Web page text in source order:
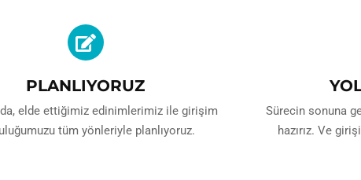
PLANLIYORUZ
elde ettiğimiz edinimlerimiz ile girişim
tüm yönleriyle planlıyoruz.
Sürecin sonuna
hazırız. Ve